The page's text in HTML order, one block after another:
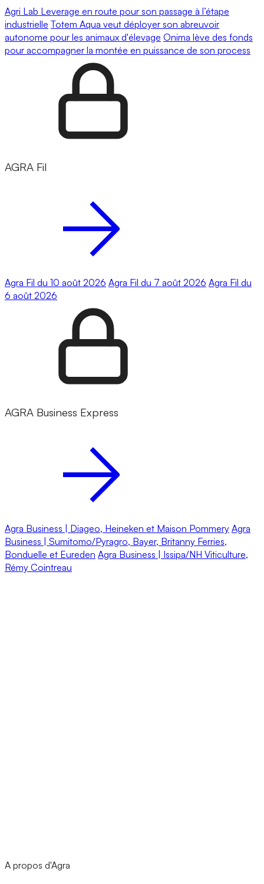
Agri Lab Leverage en route pour son passage à l’étape
industrielle Totem Aqua veut déployer son abreuvoir
autonome pour les animaux d'élevage Onima lève des fonds
pour accompagner la montée en puissance de son process
AGRA Fil
Agra Fil du 10 août 2026 Agra Fil du 7 août 2026 Agra Fil du
6 août 2026
AGRA Business Express
Agra Business | Diageo, Heineken et Maison Pommery Agra
Business | Sumitomo/Pyragro, Bayer, Britanny Ferries,
Bonduelle et Eureden Agra Business | Issipa/NH Viticulture,
Rémy Cointreau
A propos d'Agra